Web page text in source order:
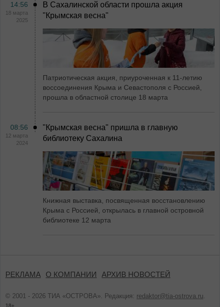
14:56
18 марта
2025
В Сахалинской области прошла акция
"Крымская весна"
Патриотическая акция, приуроченная к 11-летию
воссоединения Крыма и Севастополя с Россией,
прошла в областной столице 18 марта
08:56
12 марта
2024
"Крымская весна" пришла в главную
библиотеку Сахалина
Книжная выставка, посвященная восстановлению
Крыма с Россией, открылась в главной островной
библиотеке 12 марта
РЕКЛАМА О КОМПАНИИ АРХИВ НОВОСТЕЙ
© 2001 - 2026 ТИА «ОСТРОВА». Редакция: redaktor@tia-ostrova.ru.
18+